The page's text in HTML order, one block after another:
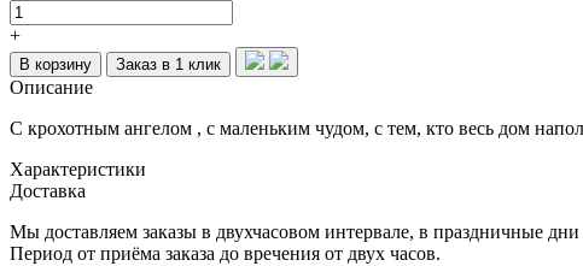
+
В корзину Заказ в 1 клик
Описание
С крохотным ангелом , с маленьким чудом, с тем, кто весь дом
Характеристики
Доставка
Мы доставляем заказы в двухчасовом интервале, в праздничные
Период от приёма заказа до вречения от двух часов.